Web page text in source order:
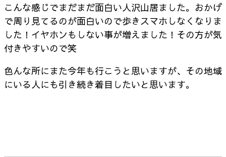
こんな感じでまだまだ面白い人沢山居ました。おかげ
で周り見てるのが面白いので歩きスマホしなくなりま
した！イヤホンもしない事が増えました！その方が気
付きやすいので笑
色んな所にまた今年も行こうと思いますが、その地域
にいる人にも引き続き着目したいと思います。